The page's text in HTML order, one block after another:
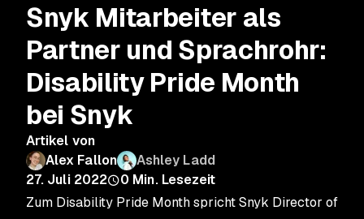
Snyk Mitarbeiter als
Partner und Sprachrohr:
Disability Pride Month
bei Snyk
Artikel von
Alex Fallon
Ashley Ladd
27. Juli 2022
0 Min. Lesezeit
Zum Disability Pride Month spricht Snyk Director of